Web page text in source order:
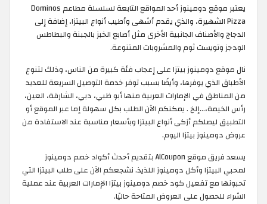
يعتبر موقع دومينوز أحد المواقع التابعة لسلسلة مطاعم Dominos
Pizza الشهيرة، والذي يقدم أشهى وأطيب أنواع البيتزا، إضافة إلى
الدجاج والأصناف الجانبية الأخرى مثل أصابع الخبز بالجبنة والبطاطس
الودجز وتويست ثوم والمشروبات المتنوعة.
نال موقع دومينوز بيتزا على إعجاب فئة كبيرة من الناس، وذلك لتنوع
الأطباق الذي يوفرها، وأيضًا بسبب توفر خدمة التوصيل السريعة للعديد
من المناطق في الإمارات العربية منها أبو ظبي، دبي، الشارقة، العين،
رأس الخيمة،…إلخ . يمكنكم الآن الطلب بكل سهولة إما عبر الموقع أو
التطبيق ليصلكم أزكى أنواع البيتزا وبأسعار مناسبة عند الاستفادة من
عروض دومينوز بيتزا اليوم.
يسعد فريق موقع AlCoupon بتقديم أحدث أكواد خصم دومينوز
لمحبي البيتزا وأكل دومينوز اللذيذ. نشجعكم الآن على طلب البيتزا التي
تحبونها مع تفعيل كود خصم دومينوز بيتزا الإمارات العربية عند عملية
الشراء للحصول على العروض المتاحة حاليًا.